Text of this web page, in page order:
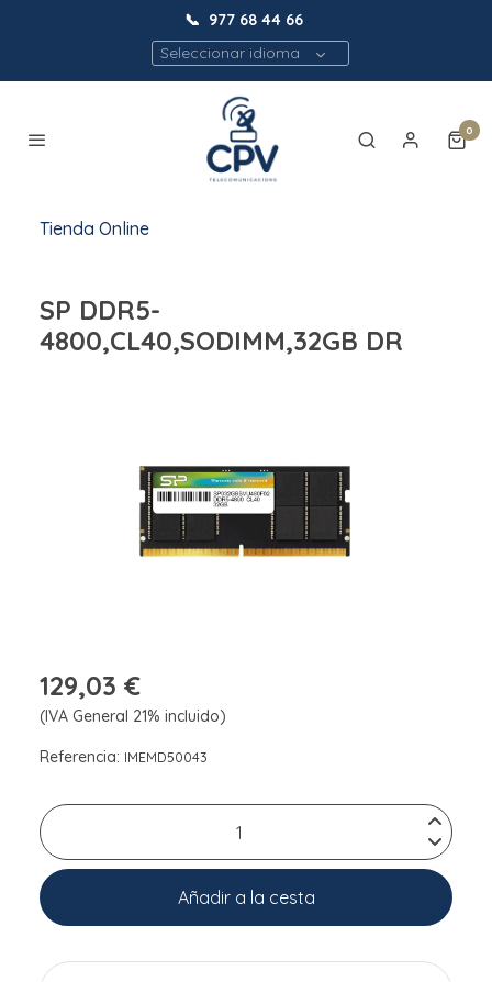
📞 977 68 44 66
Seleccionar idioma
0
Tienda Online
SP DDR5-
4800,CL40,SODIMM,32GB DR
129,03 €
(IVA General 21% incluido)
Referencia: IMEMD50043
Añadir a la cesta